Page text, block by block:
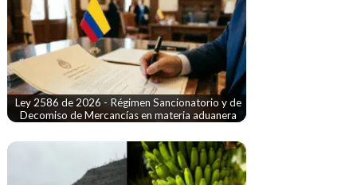
Ley 2586 de 2026 - Régimen Sancionatorio y de
Decomiso de Mercancías en materia aduanera